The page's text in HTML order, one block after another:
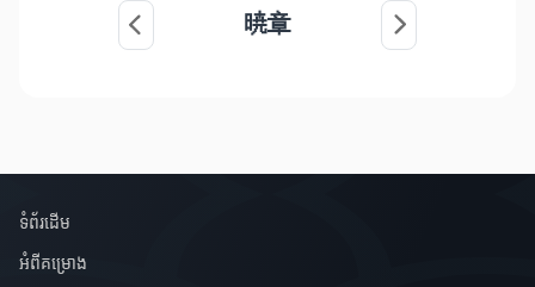
暁章
ទំព័រ​ដេីម
អំពី​គម្រោង